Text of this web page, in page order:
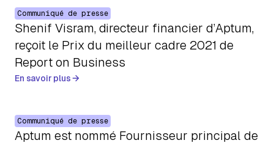
Communiqué de presse
Shenif Visram, directeur financier d’Aptum,
reçoit le Prix du meilleur cadre 2021 de
Report on Business
En savoir plus
Communiqué de presse
Aptum est nommé Fournisseur principal de